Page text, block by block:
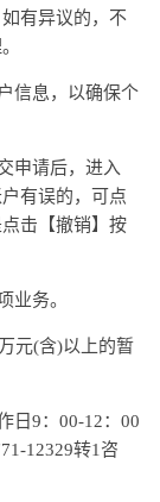
有异议的，不
信息，以确保个
申请后，进入
有误的，可点
击【撤销】按
业务。
元(含)以上的暂
日9：00-12：00
12329转1咨